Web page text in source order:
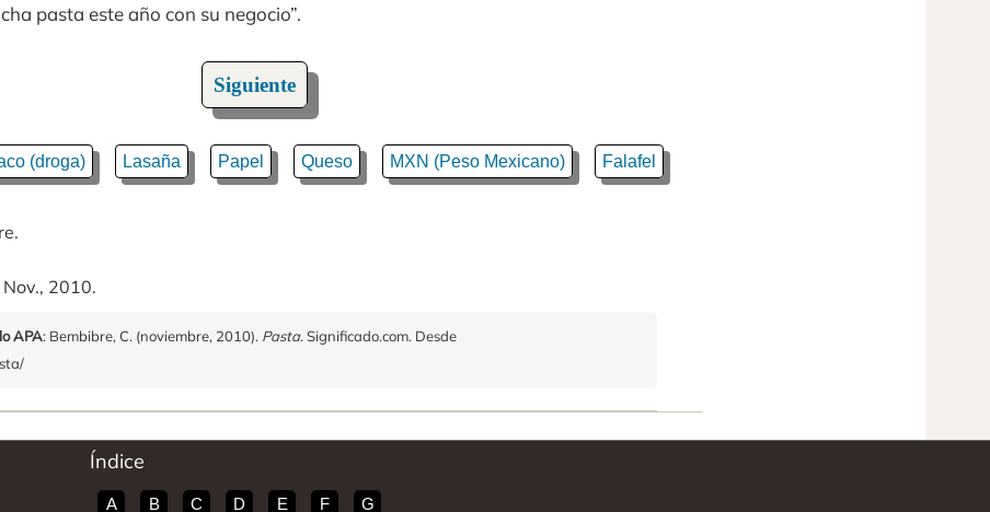
pasta este año con su negocio”.
Siguiente
(droga) Lasaña Papel Queso MXN (Peso Mexicano) Falafel
2010.
APA: Bembibre, C. (noviembre, 2010). Pasta. Significado.com. Desde
Índice
A B C D E F G